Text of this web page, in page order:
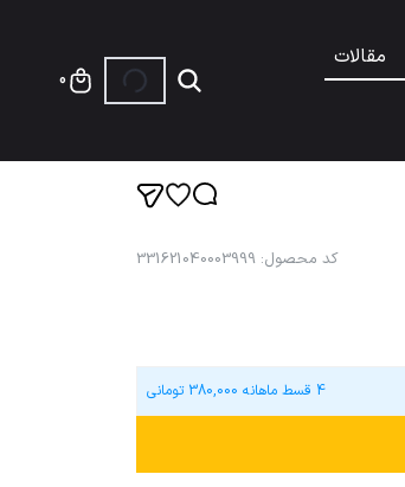
مقالات
0
کد محصول:
331621040003999
4 قسط ماهانه 380,000 تومانی